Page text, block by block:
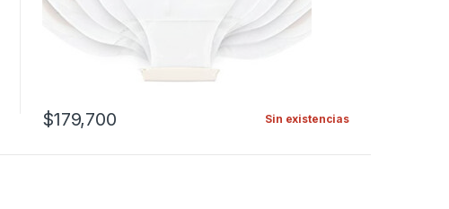
$179,700 Sin existencias